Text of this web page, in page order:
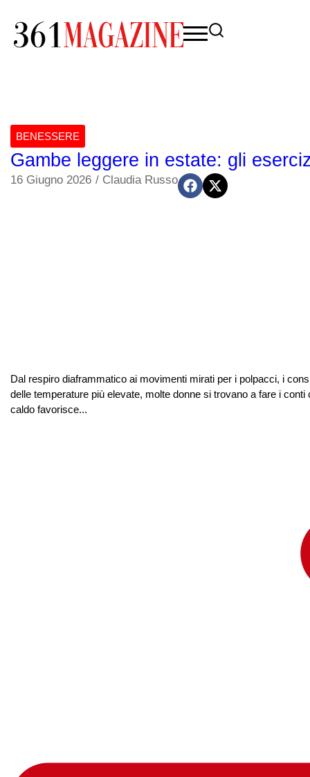
BENESSERE
Gambe leggere in estate: gli
16 Giugno 2026 / Claudia Russo
Dal respiro diaframmatico ai movimenti mirati per i polpacci, i
delle temperature più elevate, molte donne si trovano a fare i
caldo favorisce...